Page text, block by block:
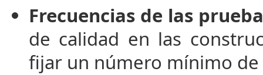
Frecuencias de las
de calidad en las
fijar un número mínimo